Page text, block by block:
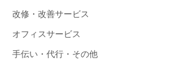
改修・改善サービス
オフィスサービス
手伝い・代行・その他